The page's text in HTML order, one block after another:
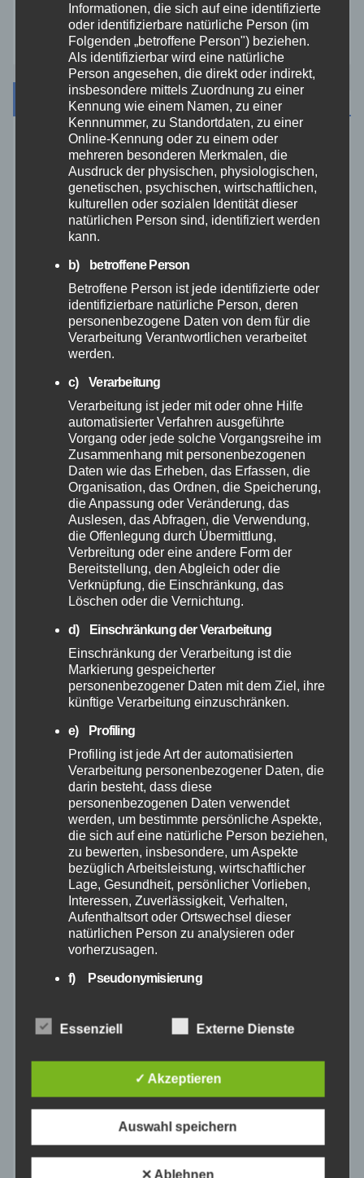
August 2026
Juli 2026
Juni 2026
April 2026
Februar 2026
Januar 2026
Dezember 2025
November 2025
Oktober 2025
September 2025
August 2025
Juli 2025
Juni 2025
April 2025
März 2025
Februar 2025
Oktober 2024
September 2024
Informationen, die sich auf eine identifizierte
oder identifizierbare natürliche Person (im
Folgenden „betroffene Person") beziehen.
Als identifizierbar wird eine natürliche
Person angesehen, die direkt oder indirekt,
insbesondere mittels Zuordnung zu einer
Kennung wie einem Namen, zu einer
Kennnummer, zu Standortdaten, zu einer
Online-Kennung oder zu einem oder
mehreren besonderen Merkmalen, die
Ausdruck der physischen, physiologischen,
genetischen, psychischen, wirtschaftlichen,
kulturellen oder sozialen Identität dieser
natürlichen Person sind, identifiziert werden
kann.
b) betroffene Person
Betroffene Person ist jede identifizierte oder
identifizierbare natürliche Person, deren
personenbezogene Daten von dem für die
Verarbeitung Verantwortlichen verarbeitet
werden.
c) Verarbeitung
Verarbeitung ist jeder mit oder ohne Hilfe
automatisierter Verfahren ausgeführte
Vorgang oder jede solche Vorgangsreihe im
Zusammenhang mit personenbezogenen
Daten wie das Erheben, das Erfassen, die
Organisation, das Ordnen, die Speicherung,
die Anpassung oder Veränderung, das
Auslesen, das Abfragen, die Verwendung,
die Offenlegung durch Übermittlung,
Verbreitung oder eine andere Form der
Bereitstellung, den Abgleich oder die
Verknüpfung, die Einschränkung, das
Löschen oder die Vernichtung.
d) Einschränkung der Verarbeitung
Einschränkung der Verarbeitung ist die
Markierung gespeicherter
personenbezogener Daten mit dem Ziel, ihre
künftige Verarbeitung einzuschränken.
e) Profiling
Profiling ist jede Art der automatisierten
Verarbeitung personenbezogener Daten, die
darin besteht, dass diese
personenbezogenen Daten verwendet
werden, um bestimmte persönliche Aspekte,
die sich auf eine natürliche Person beziehen,
zu bewerten, insbesondere, um Aspekte
bezüglich Arbeitsleistung, wirtschaftlicher
Lage, Gesundheit, persönlicher Vorlieben,
Interessen, Zuverlässigkeit, Verhalten,
Aufenthaltsort oder Ortswechsel dieser
natürlichen Person zu analysieren oder
vorherzusagen.
f) Pseudonymisierung
personenbezogener Daten in einer Weise,
auf welche die personenbezogenen Daten
betroffenen Person zugeordnet werden
können, sofern diese zusätzlichen
und technischen und organisatorischen
Maßnahmen unterliegen, die gewährleisten,
Essenziell Externe Dienste
✓ Akzeptieren
Auswahl speichern
✕ Ablehnen